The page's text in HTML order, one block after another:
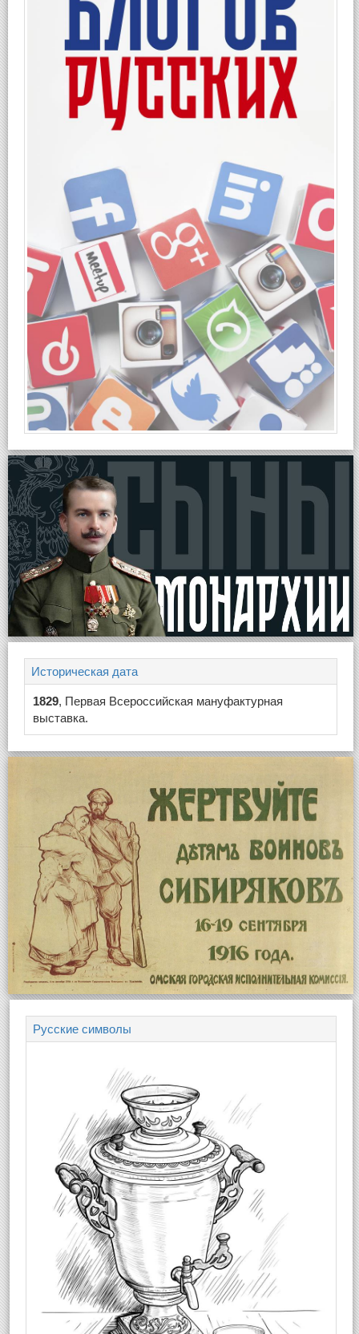
Историческая дата
1829, Первая Всероссийская мануфактурная
выставка.
Русские символы